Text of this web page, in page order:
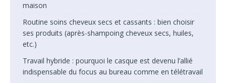
maison
Routine soins cheveux secs et cassants : bien choisir
ses produits (après-shampoing cheveux secs, huiles,
etc.)
Travail hybride : pourquoi le casque est devenu l’allié
indispensable du focus au bureau comme en télétravail